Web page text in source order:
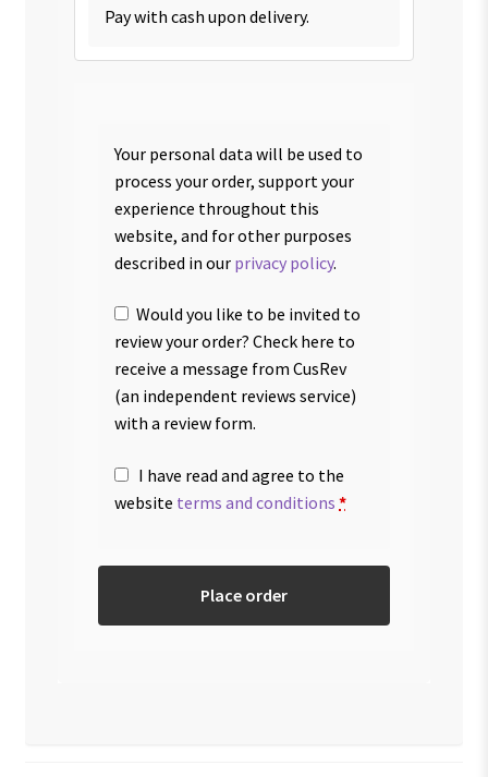
Pay with cash upon delivery.
Your personal data will be used to
process your order, support your
experience throughout this
website, and for other purposes
described in our privacy policy.
Would you like to be invited to
review your order? Check here to
receive a message from CusRev
(an independent reviews service)
with a review form.
I have read and agree to the
website terms and conditions *
Place order